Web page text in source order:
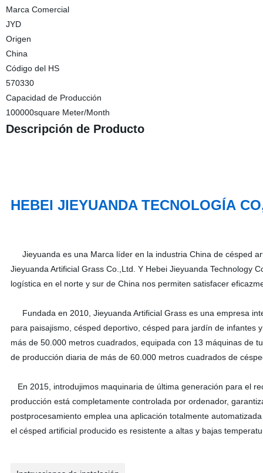
Marca Comercial
JYD
Origen
China
Código del HS
570330
Capacidad de Producción
100000square Meter/Month
Descripción de Producto
HEBEI JIEYUANDA TECNOLOGÍA
Jieyuanda es una Marca líder en la industria China de césped
Jieyuanda Artificial Grass Co.,Ltd. Y Hebei Jieyuanda Technology
logística en el norte y sur de China nos permiten satisfacer
Fundada en 2010, Jieyuanda Artificial Grass es una empresa
para paisajismo, césped deportivo, césped para jardín de
más de 50.000 metros cuadrados, equipada con 13 máquinas de
de producción diaria de más de 60.000 metros cuadrados de
En 2015, introdujimos maquinaria de última generación para el
producción está completamente controlada por ordenador,
postprocesamiento emplea una aplicación totalmente
el césped artificial producido es resistente a altas y bajas